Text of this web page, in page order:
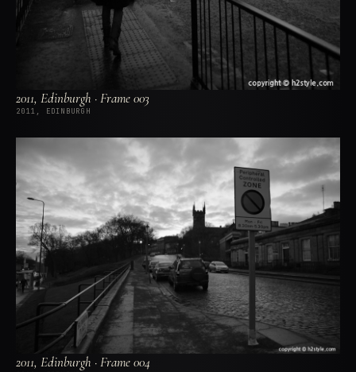
2011, Edinburgh · Frame 003
2011, EDINBURGH
2011, Edinburgh · Frame 004